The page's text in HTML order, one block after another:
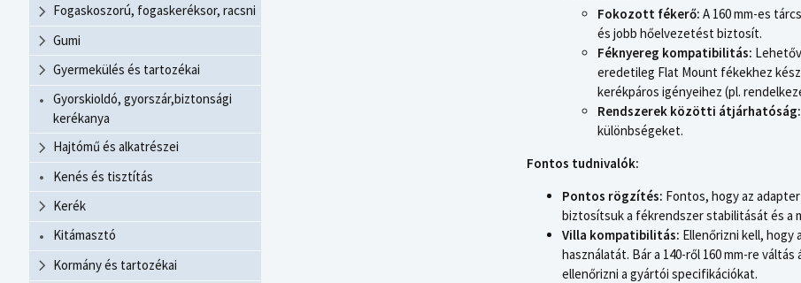
Fogaskoszorú, fogaskeréksor, racsni
Gumi
Gyermekülés és tartozékai
Gyorskioldó, gyorszár,biztonsági
kerékanya
Hajtómű és alkatrészei
Kenés és tisztítás
Kerék
Kitámasztó
Kormány és tartozékai
Fokozott fékerő: A 160 mm-es
és jobb hőelvezetést biztosít.
Féknyereg kompatibilitás:
eredetileg Flat Mount fékekhez
kerékpáros igényeihez (pl.
Rendszerek közötti átjárhatóság:
különbségeket.
Fontos tudnivalók:
Pontos rögzítés: Fontos, hogy az
biztosítsuk a fékrendszer stabilitását és a
Villa kompatibilitás: Ellenőrizni kell, hogy
használatát. Bár a 140-ről 160 mm-re
ellenőrizni a gyártói specifikációkat.